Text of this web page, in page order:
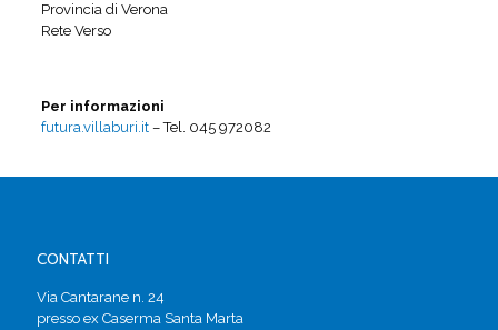
Provincia di Verona
Rete Verso
Per informazioni
futura.villaburi.it– Tel. 045 972082
CONTATTI
Via Cantarane n. 24
presso ex Caserma Santa Marta